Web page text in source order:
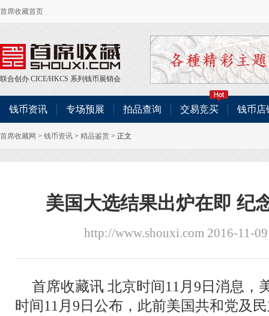
首席收藏首页
联合创办 CICE/HKCS 系列钱币展销会
钱币资讯 专场预展 拍品查询 交易竞买 钱币店
首席收藏网 > 钱币资讯 > 精品鉴赏 > 正文
美国大选结果出炉在即 纪
http://www.shouxi.com 2016-11-
首席收藏讯 北京时间11月9日消息，
时间11月9日公布，此前美国共和党及